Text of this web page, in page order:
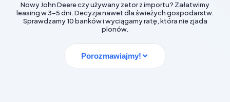
Nowy John Deere czy używany zetor z importu? Załatwimy
leasing w 3–5 dni. Decyzja nawet dla świeżych gospodarstw.
Sprawdzamy 10 banków i wyciągamy ratę, która nie zjada
plonów.
Porozmawiajmy!